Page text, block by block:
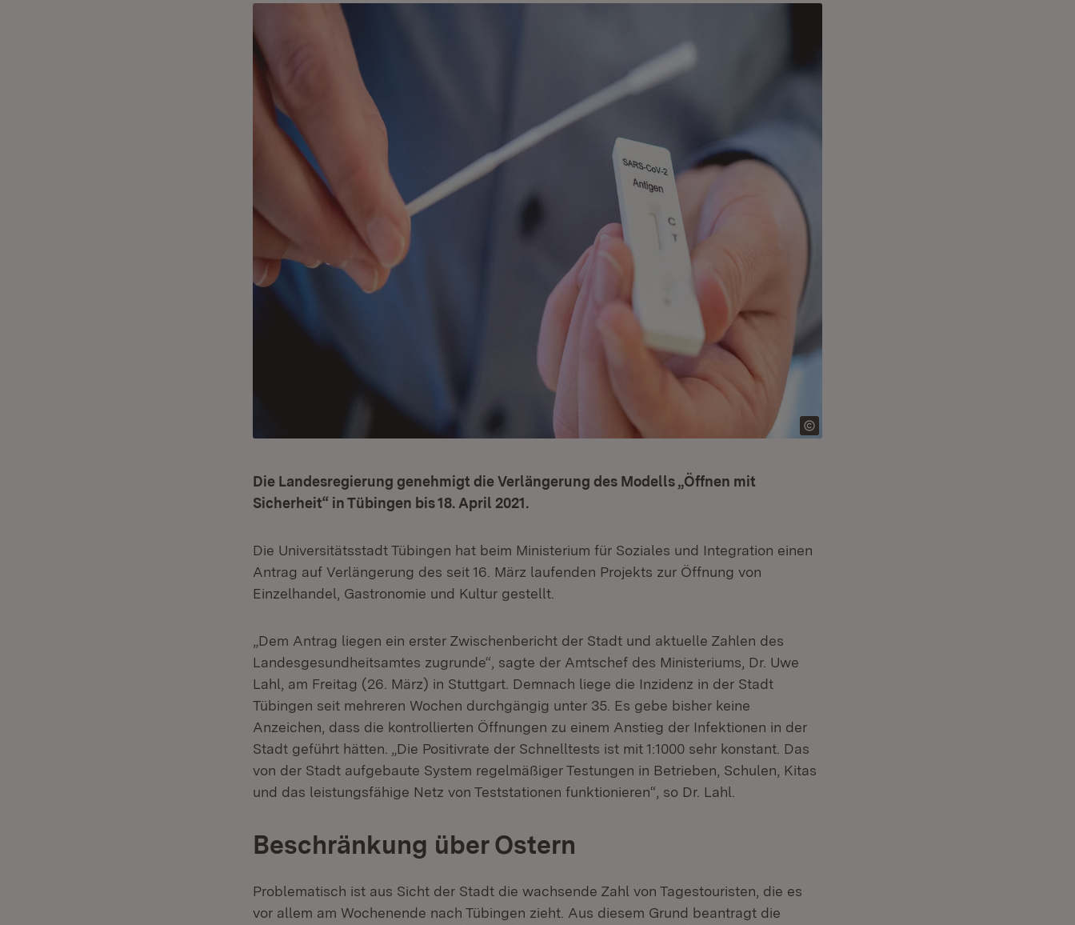
Die Landesregierung genehmigt die Verlängerung des Modells „Öffnen mit
Sicherheit“ in Tübingen bis 18. April 2021.
Die Universitätsstadt Tübingen hat beim Ministerium für Soziales und Integration einen
Antrag auf Verlängerung des seit 16. März laufenden Projekts zur Öffnung von
Einzelhandel, Gastronomie und Kultur gestellt.
„Dem Antrag liegen ein erster Zwischenbericht der Stadt und aktuelle Zahlen des
Landesgesundheitsamtes zugrunde“, sagte der Amtschef des Ministeriums, Dr. Uwe
Lahl, am Freitag (26. März) in Stuttgart. Demnach liege die Inzidenz in der Stadt
Tübingen seit mehreren Wochen durchgängig unter 35. Es gebe bisher keine
Anzeichen, dass die kontrollierten Öffnungen zu einem Anstieg der Infektionen in der
Stadt geführt hätten. „Die Positivrate der Schnelltests ist mit 1:1000 sehr konstant. Das
von der Stadt aufgebaute System regelmäßiger Testungen in Betrieben, Schulen, Kitas
und das leistungsfähige Netz von Teststationen funktionieren“, so Dr. Lahl.
Beschränkung über Ostern
Problematisch ist aus Sicht der Stadt die wachsende Zahl von Tagestouristen, die es
vor allem am Wochenende nach Tübingen zieht. Aus diesem Grund beantragt die